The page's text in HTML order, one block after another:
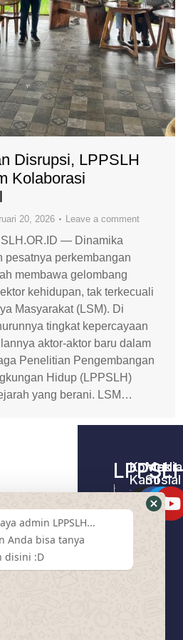
Disrupsi, LPPSLH
Kolaborasi
20, 2026 Leave a comment
— Dinamika
pesatnya perkembangan
membawa gelombang
kehidupan, tak terkecuali
Masyarakat (LSM). Di
tingkat kepercayaan
aktor-aktor baru dalam
Penelitian Pengembangan
Hidup (LPPSLH)
yang berani. LSM…
Home –
LPPSLH
Pendamping
Kontak
Kami
Tentang
Kami
Media
Sosial
admin LPPSLH...
Anda bisa tanya
disini :D